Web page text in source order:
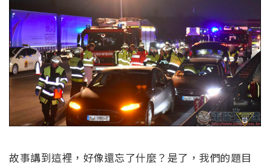
故事講到這裡，好像還忘了什麼？是了，我們的題目